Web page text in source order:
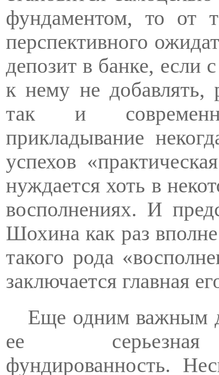
фундаментом, то от
перспек­тивного
депозит в банке, если
к нему не добавлять,
так и
прикладывание
успехов
нуж­дается хоть в
восполнениях. И
Шохина как раз
такого рода
заключается главная
Еще одним важным
ее серьезная
фундированность.